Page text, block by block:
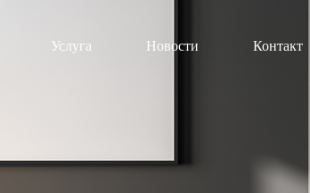
Услуга Новости Контакт